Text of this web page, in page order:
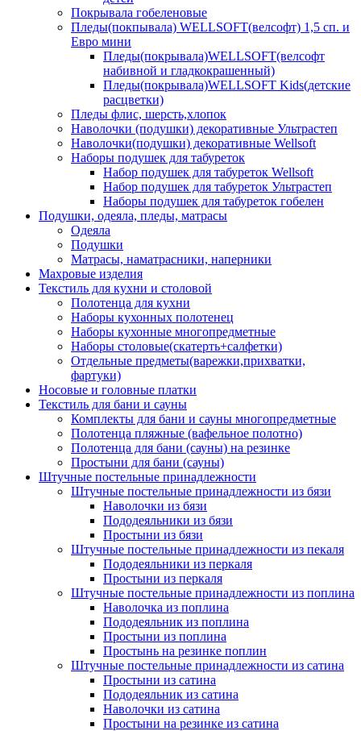
Покрывала гобеленовые
Пледы(покпывала) WELLSOFT(велсофт) 1,5 сп. и
Евро мини
Пледы(покрывала)WELLSOFT(велсофт
набивной и гладкокрашенный)
Пледы(покрывала)WELLSOFT Kids(детские
расцветки)
Пледы флис, шерсть,хлопок
Наволочки (подушки) декоративные Ультрастеп
Наволочки(подушки) декоративные Wellsoft
Наборы подушек для табуреток
Набор подушек для табуреток Wellsoft
Набор подушек для табуреток Ультрастеп
Наборы подушек для табуреток гобелен
Подушки, одеяла, пледы, матрасы
Одеяла
Подушки
Матрасы, наматрасники, наперники
Махровые изделия
Текстиль для кухни и столовой
Полотенца для кухни
Наборы кухонных полотенец
Наборы кухонные многопредметные
Наборы столовые(скатерть+салфетки)
Отдельные предметы(варежки,прихватки,
фартуки)
Носовые и головные платки
Текстиль для бани и сауны
Комплекты для бани и сауны многопредметные
Полотенца пляжные (вафельное полотно)
Полотенца для бани (сауны) на резинке
Простыни для бани (сауны)
Штучные постельные принадлежности
Штучные постельные принадлежности из бязи
Наволочки из бязи
Пододеяльники из бязи
Простыни из бязи
Штучные постельные принадлежности из пекаля
Пододеяльники из перкаля
Простыни из перкаля
Штучные постельные принадлежности из поплина
Наволочка из поплина
Пододеяльник из поплина
Простыни из поплина
Простынь на резинке поплин
Штучные постельные принадлежности из сатина
Простыни из сатина
Пододеяльник из сатина
Наволочки из сатина
Простыни на резинке из сатина